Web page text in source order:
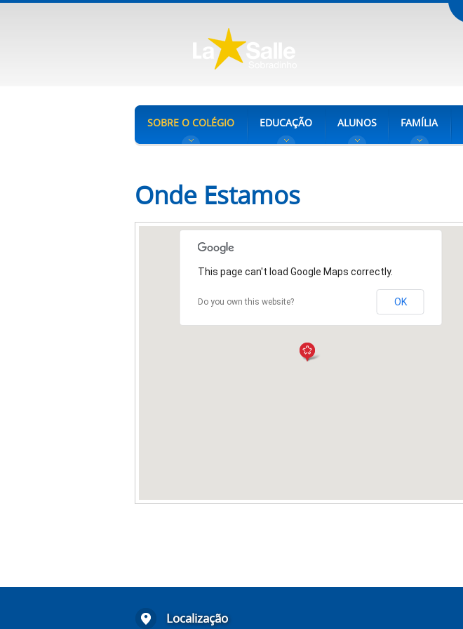
SOBRE O COLÉGIO EDUCAÇÃO ALUNOS FAMÍLIA
Onde Estamos
This page can't load Google Maps correctly.
Do you own this website? OK
Localização